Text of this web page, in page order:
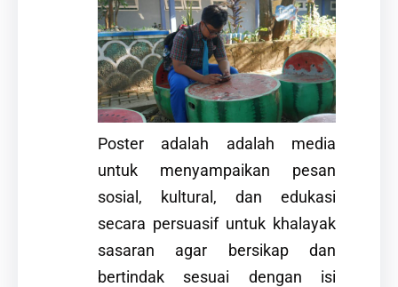
Poster adalah adalah media
untuk menyampaikan pesan
sosial, kultural, dan edukasi
secara persuasif untuk khalayak
sasaran agar bersikap dan
bertindak sesuai dengan isi